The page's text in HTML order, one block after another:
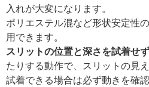
入れが大変になります。
ポリエステル混など形状安定性
用できます。
スリットの位置と深さを試着せ
たりする動作で、スリットの見
試着できる場合は必ず動きを確